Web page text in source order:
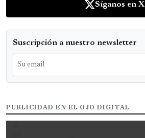
Síganos en X
Suscripción a nuestro newsletter
PUBLICIDAD EN EL OJO DIGITAL